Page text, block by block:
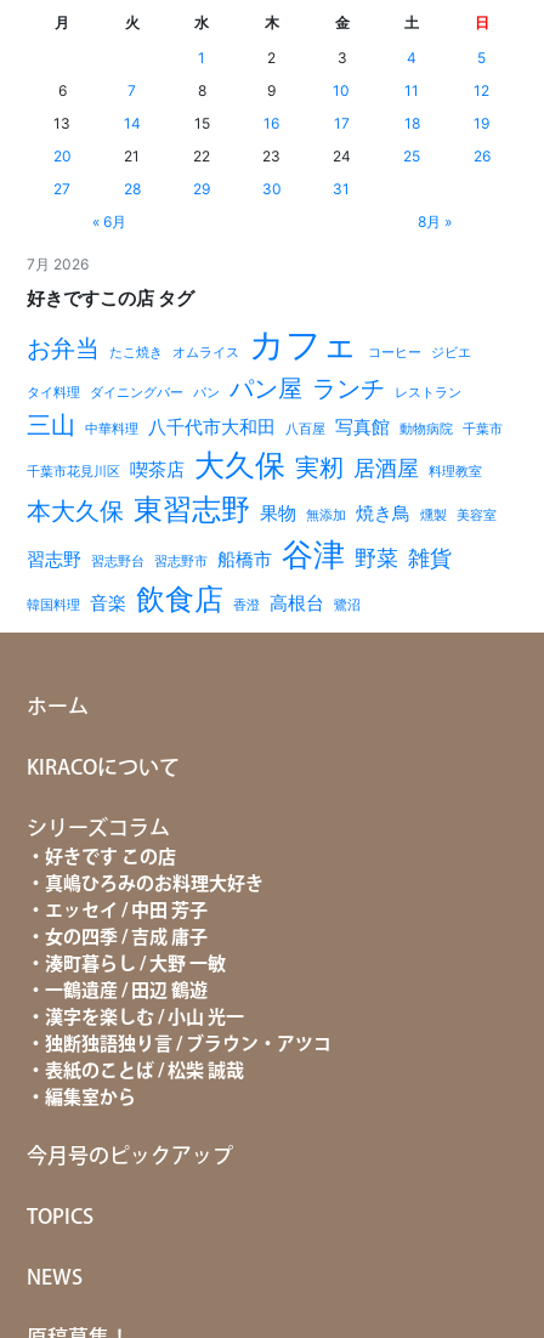
7月 2026
月 火 水 木 金 土
日
1
2 3 4
5
6
7 8 9 10 11
12
13
14 15 16 17 18
19
20
21 22 23 24 25
26
27
28 29 30
31
« 6月
8月 »
好きですこの店 タグ
お弁当 たこ焼き オムライス カフェ コーヒー ジビエ
タイ料理 ダイニングバー パン パン屋 ランチ レストラン
三山 中華料理 八千代市大和田 八百屋 写真館 動物病院 千葉市
千葉市花見川区 喫茶店 大久保 実籾 居酒屋 料理教室
本大久保 東習志野 果物 無添加 焼き鳥 燻製 美容室
習志野 習志野台 習志野市 船橋市 谷津 野菜 雑貨
韓国料理 音楽 飲食店 香澄 高根台 鷺沼
ホーム
KIRACOについて
シリーズコラム
好きです この店
真嶋ひろみのお料理大好き
エッセイ / 中田 芳子
女の四季 / 吉成 庸子
湊町暮らし / 大野 一敏
一鶴遺産 / 田辺 鶴遊
漢字を楽しむ / 小山 光一
独断独語独り言 / ブラウン・アツコ
表紙のことば / 松柴 誠哉
編集室から
今月号のピックアップ
TOPICS
NEWS